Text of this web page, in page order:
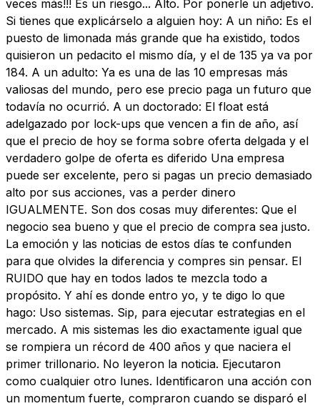
veces más!!! Es un riesgo... Alto. Por ponerle un adjetivo.
Si tienes que explicárselo a alguien hoy: A un niño: Es el
puesto de limonada más grande que ha existido, todos
quisieron un pedacito el mismo día, y el de 135 ya va por
184. A un adulto: Ya es una de las 10 empresas más
valiosas del mundo, pero ese precio paga un futuro que
todavía no ocurrió. A un doctorado: El float está
adelgazado por lock-ups que vencen a fin de año, así
que el precio de hoy se forma sobre oferta delgada y el
verdadero golpe de oferta es diferido Una empresa
puede ser excelente, pero si pagas un precio demasiado
alto por sus acciones, vas a perder dinero
IGUALMENTE. Son dos cosas muy diferentes: Que el
negocio sea bueno y que el precio de compra sea justo.
La emoción y las noticias de estos días te confunden
para que olvides la diferencia y compres sin pensar. El
RUIDO que hay en todos lados te mezcla todo a
propósito. Y ahí es donde entro yo, y te digo lo que
hago: Uso sistemas. Sip, para ejecutar estrategias en el
mercado. A mis sistemas les dio exactamente igual que
se rompiera un récord de 400 años y que naciera el
primer trillonario. No leyeron la noticia. Ejecutaron
como cualquier otro lunes. Identificaron una acción con
un momentum fuerte, compraron cuando se disparó el